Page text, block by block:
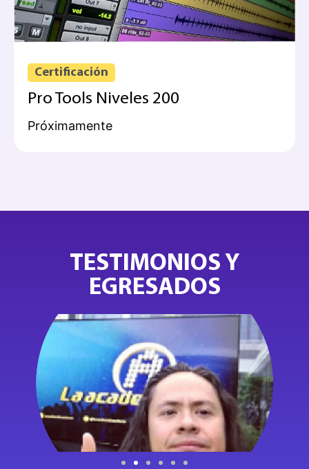
Certificación
Pro Tools Niveles 200
Próximamente
TESTIMONIOS Y
EGRESADOS